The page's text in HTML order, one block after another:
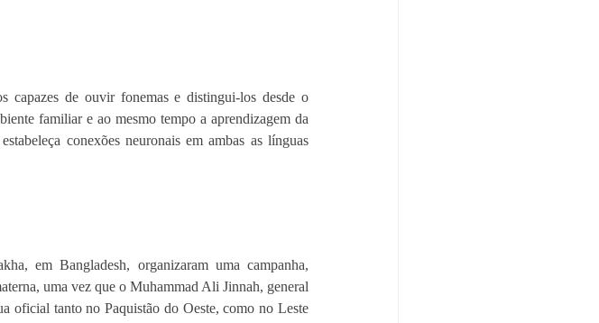
capazes de ouvir fonemas e distingui-los desde o
familiar e ao mesmo tempo a aprendizagem da
conexões neuronais em ambas as línguas
uma vez que o Muhammad Ali Jinnah, general
oficial tanto no Paquistão do Oeste, como no Leste